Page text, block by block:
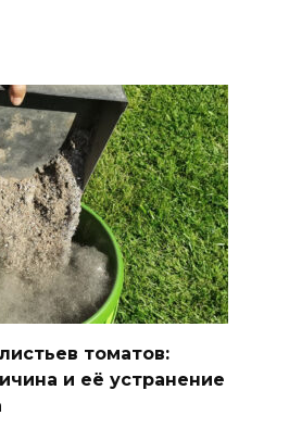
томатов:
и её устранение